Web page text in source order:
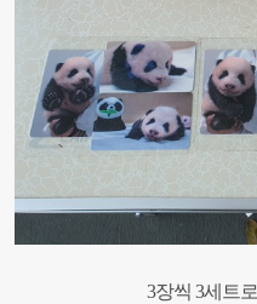
3장씩 3세트